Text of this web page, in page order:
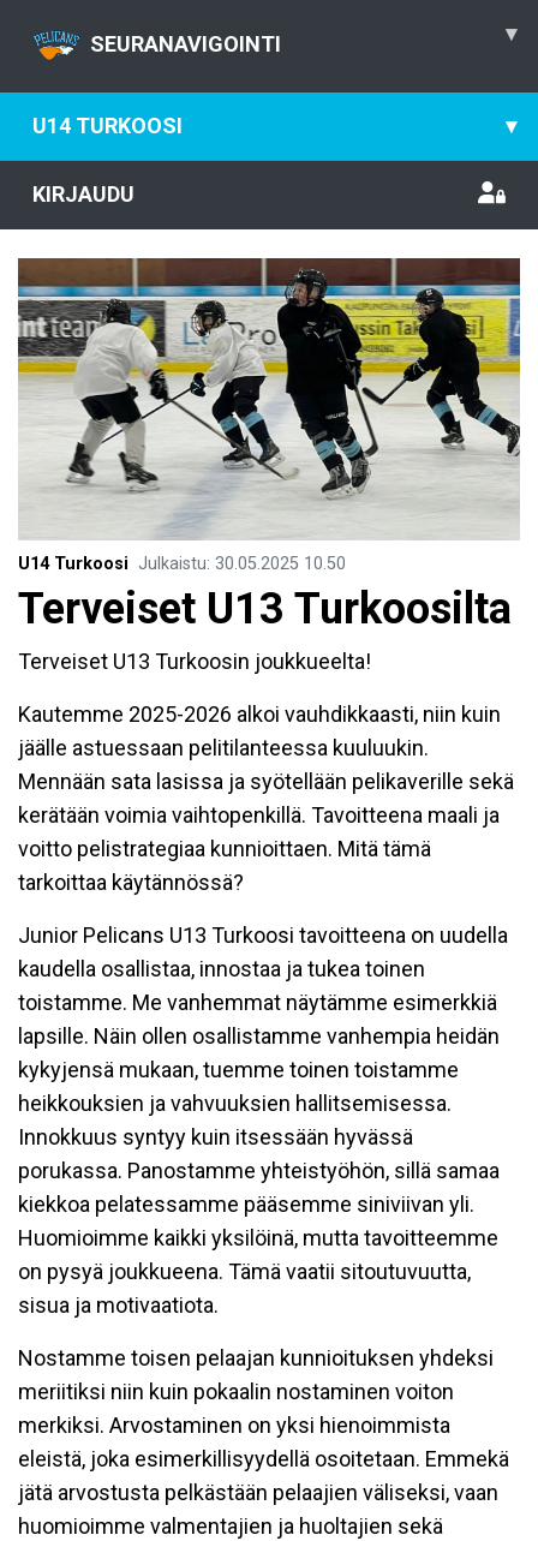
SEURANAVIGOINTI ▾
U14 TURKOOSI ▾
KIRJAUDU
U14 Turkoosi Julkaistu: 30.05.2025 10.50
Terveiset U13 Turkoosilta
Terveiset U13 Turkoosin joukkueelta!
Kautemme 2025-2026 alkoi vauhdikkaasti, niin kuin
jäälle astuessaan pelitilanteessa kuuluukin.
Mennään sata lasissa ja syötellään pelikaverille sekä
kerätään voimia vaihtopenkillä. Tavoitteena maali ja
voitto pelistrategiaa kunnioittaen. Mitä tämä
tarkoittaa käytännössä?
Junior Pelicans U13 Turkoosi tavoitteena on uudella
kaudella osallistaa, innostaa ja tukea toinen
toistamme. Me vanhemmat näytämme esimerkkiä
lapsille. Näin ollen osallistamme vanhempia heidän
kykyjensä mukaan, tuemme toinen toistamme
heikkouksien ja vahvuuksien hallitsemisessa.
Innokkuus syntyy kuin itsessään hyvässä
porukassa. Panostamme yhteistyöhön, sillä samaa
kiekkoa pelatessamme pääsemme siniviivan yli.
Huomioimme kaikki yksilöinä, mutta tavoitteemme
on pysyä joukkueena. Tämä vaatii sitoutuvuutta,
sisua ja motivaatiota.
Nostamme toisen pelaajan kunnioituksen yhdeksi
meriitiksi niin kuin pokaalin nostaminen voiton
merkiksi. Arvostaminen on yksi hienoimmista
eleistä, joka esimerkillisyydellä osoitetaan. Emmekä
jätä arvostusta pelkästään pelaajien väliseksi, vaan
huomioimme valmentajien ja huoltajien sekä